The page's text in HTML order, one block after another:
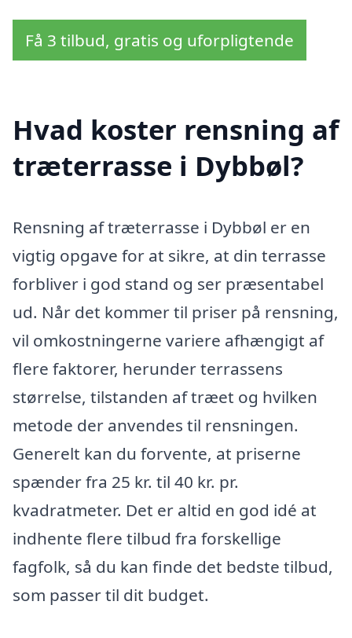
Få 3 tilbud, gratis og uforpligtende
Hvad koster rensning af
træterrasse i Dybbøl?
Rensning af træterrasse i Dybbøl er en
vigtig opgave for at sikre, at din terrasse
forbliver i god stand og ser præsentabel
ud. Når det kommer til priser på rensning,
vil omkostningerne variere afhængigt af
flere faktorer, herunder terrassens
størrelse, tilstanden af træet og hvilken
metode der anvendes til rensningen.
Generelt kan du forvente, at priserne
spænder fra 25 kr. til 40 kr. pr.
kvadratmeter. Det er altid en god idé at
indhente flere tilbud fra forskellige
fagfolk, så du kan finde det bedste tilbud,
som passer til dit budget.